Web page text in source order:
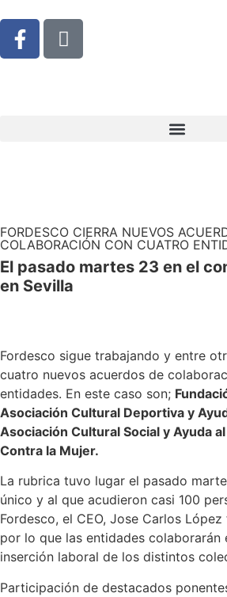
FORDESCO CIERRA NUEVOS
COLABORACIÓN CON CUATRO
El pasado martes 23 en el
en Sevilla
Fordesco sigue trabajando y entre
cuatro nuevos acuerdos de
entidades. En este caso son;
Asociación Cultural Deportiva y
Asociación Cultural Social y Ayuda
Contra la Mujer.
La rubrica tuvo lugar el pasado
único y al que acudieron casi 100
Fordesco, el CEO, Jose Carlos
por lo que las entidades colaborarán
inserción laboral de los distintos
Participación de destacados